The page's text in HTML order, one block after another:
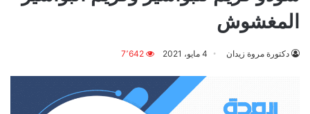
المغشوش
دكتورة مروة زيدان 4 مايو، 2021 7٬642